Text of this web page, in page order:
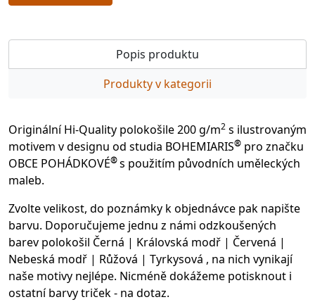
Popis produktu
Produkty v kategorii
Originální Hi-Quality polokošile 200 g/m2 s ilustrovaným
motivem v designu od studia BOHEMIARIS® pro značku
OBCE POHÁDKOVÉ®s použitím původních uměleckých
maleb.
Zvolte velikost, do poznámky k objednávce pak napište
barvu. Doporučujeme jednu z námi odzkoušených
barev polokošil Černá | Královská modř | Červená |
Nebeská modř | Růžová | Tyrkysová , na nich vynikají
naše motivy nejlépe. Nicméně dokážeme potisknout i
ostatní barvy triček - na dotaz.